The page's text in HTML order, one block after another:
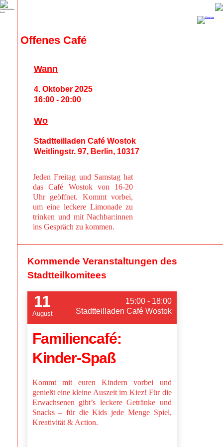
Offenes Café
Jeden Freitag und Samstag hat
das Café Wostok von 16-20
Uhr geöffnet. Kommt vorbei,
um eine leckere Limonade zu
trinken und mit Nachbar:innen
ins Gespräch zu kommen.
Wann
4. Oktober 2025
16:00 - 20:00
Wo
Stadtteilladen Café Wostok
Weitlingstr. 97, Berlin, 10317
Kommende Veranstaltungen des
Stadtteilkomitees
11
August
15:00 - 18:00
Stadtteilladen Café Wostok
Familiencafé:
Kinder-Spaß
Kommt mit euren Kindern vorbei und
genießt eine kleine Auszeit im Kiez! Für die
Erwachsenen gibt’s leckere Getränke und
Snacks – für die Kids jede Menge Spiel,
Kreativität & Action.